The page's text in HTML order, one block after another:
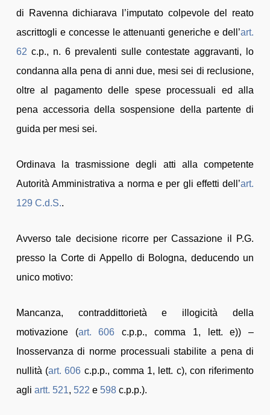
di Ravenna dichiarava l’imputato colpevole del reato
ascrittogli e concesse le attenuanti generiche e dell’art.
62 c.p., n. 6 prevalenti sulle contestate aggravanti, lo
condanna alla pena di anni due, mesi sei di reclusione,
oltre al pagamento delle spese processuali ed alla
pena accessoria della sospensione della partente di
guida per mesi sei.
Ordinava la trasmissione degli atti alla competente
Autorità Amministrativa a norma e per gli effetti dell’art.
129 C.d.S..
Avverso tale decisione ricorre per Cassazione il P.G.
presso la Corte di Appello di Bologna, deducendo un
unico motivo:
Mancanza, contraddittorietà e illogicità della
motivazione (art. 606 c.p.p., comma 1, lett. e)) –
Inosservanza di norme processuali stabilite a pena di
nullità (art. 606 c.p.p., comma 1, lett. c), con riferimento
agli artt. 521, 522 e 598c.p.p.).